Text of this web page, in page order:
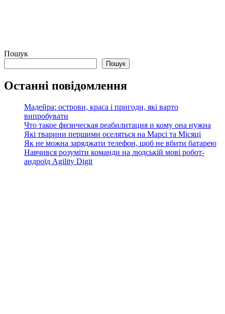
Пошук
Пошук
Останні повідомлення
Мадейра: острови, краса і пригоди, які варто
випробувати
Что такое физическая реабилитация и кому она нужна
Які тварини першими оселяться на Марсі та Місяці
Як не можна заряджати телефон, щоб не вбити батарею
Навчився розуміти команди на людській мові робот-
андроїд Agility Digit